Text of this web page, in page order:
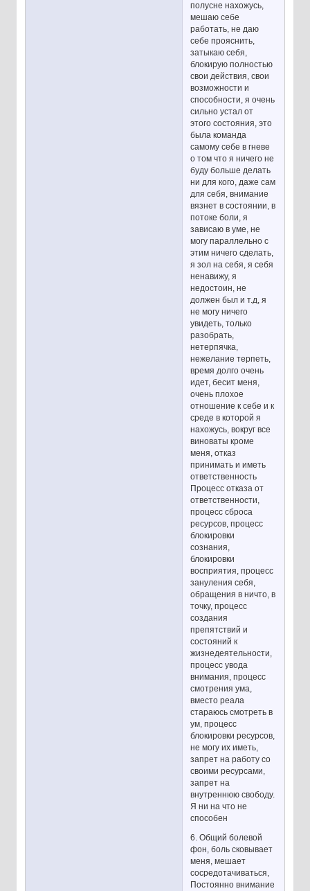
полусне нахожусь,
мешаю себе
работать, не даю
себе прояснить,
затыкаю себя,
блокирую полностью
свои действия, свои
возможности и
способности, я очень
сильно устал от
этого состояния, это
была команда
самому себе в гневе
о том что я ничего не
буду больше делать
ни для кого, даже сам
для себя, внимание
вязнет в состоянии, в
потоке боли, я
зависаю в уме, не
могу параллельно с
этим ничего сделать,
я зол на себя, я себя
ненавижу, я
недостоин, не
должен был и т.д, я
не могу ничего
увидеть, только
разобрать,
нетерпячка,
нежелание терпеть,
время долго очень
идет, бесит меня,
очень плохое
отношение к себе и к
среде в которой я
нахожусь, вокруг все
виноваты кроме
меня, отказ
принимать и иметь
ответственность
Процесс отказа от
ответственности,
процесс сброса
ресурсов, процесс
блокировки
сознания,
блокировки
восприятия, процесс
зануления себя,
обращения в ничто, в
точку, процесс
создания
препятствий и
состояний к
жизнедеятельности,
процесс увода
внимания, процесс
смотрения ума,
вместо реала
стараюсь смотреть в
ум, процесс
блокировки ресурсов,
не могу их иметь,
запрет на работу со
своими ресурсами,
запрет на
внутреннюю свободу.
Я ни на что не
способен
6. Общий болевой
фон, боль сковывает
меня, мешает
сосредотачиваться,
Постоянно внимание